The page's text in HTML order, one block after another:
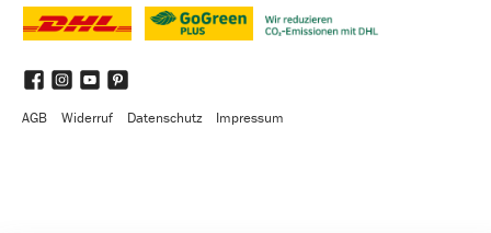
FacebookInstagram
YouTubePinterest
AGB
Widerruf Datenschutz Impressum